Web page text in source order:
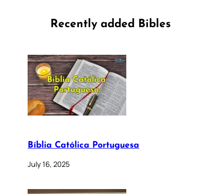
Recently added Bibles
Bíblia Católica Portuguesa
July 16, 2025